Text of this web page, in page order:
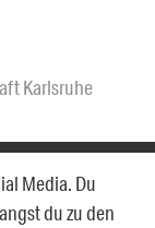
Karlsruhe
Media. Du
du zu den